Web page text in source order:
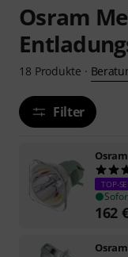
Osram
18 Produkte ·
Filter
Osram
TOP-
162
Osram